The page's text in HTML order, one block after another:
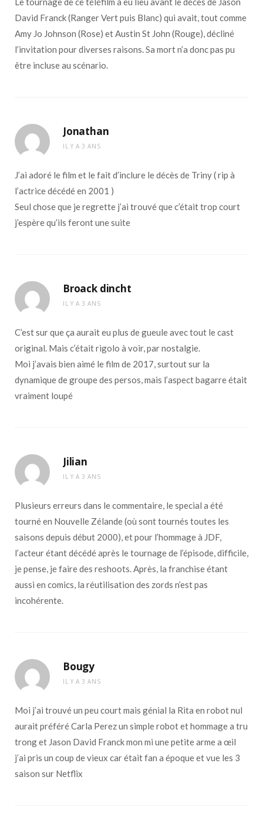
David Franck (Ranger Vert puis Blanc) qui avait, tout comme
Amy Jo Johnson (Rose) et Austin St John (Rouge), décliné
l’invitation pour diverses raisons. Sa mort n’a donc pas pu
être incluse au scénario.
Jonathan
IL Y A 3 ANS
J’ai adoré le film et le fait d’inclure le décès de Triny ( rip à
l’actrice décédé en 2001 )
Seul chose que je regrette j’ai trouvé que c’était trop court
j’espère qu’ils feront une suite
Broack dincht
IL Y A 3 ANS
C’est sur que ça aurait eu plus de gueule avec tout le cast
original. Mais c’était rigolo à voir, par nostalgie.
Moi j’avais bien aimé le film de 2017, surtout sur la
dynamique de groupe des persos, mais l’aspect bagarre était
vraiment loupé
Jilian
IL Y A 3 ANS
Plusieurs erreurs dans le commentaire, le special a été
tourné en Nouvelle Zélande (où sont tournés toutes les
saisons depuis début 2000), et pour l’hommage à JDF,
l’acteur étant décédé après le tournage de l’épisode, difficile,
je pense, je faire des reshoots. Après, la franchise étant
aussi en comics, la réutilisation des zords n’est pas
incohérente.
Bougy
IL Y A 3 ANS
Moi j’ai trouvé un peu court mais génial la Rita en robot nul
aurait préféré Carla Perez un simple robot et hommage a tru
trong et Jason David Franck mon mi une petite arme a œil
j’ai pris un coup de vieux car était fan a époque et vue les 3
saison sur Netflix